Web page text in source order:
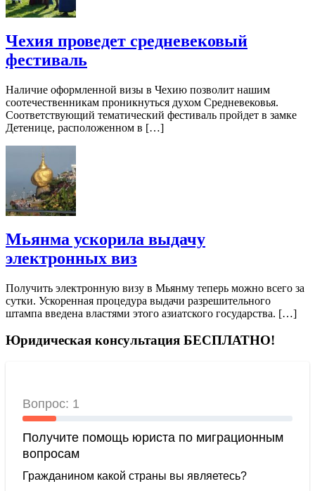
Чехия проведет средневековый
фестиваль
Наличие оформленной визы в Чехию позволит нашим
соотечественникам проникнуться духом Средневековья.
Соответствующий тематический фестиваль пройдет в замке
Детенице, расположенном в […]
Мьянма ускорила выдачу
электронных виз
Получить электронную визу в Мьянму теперь можно всего за
сутки. Ускоренная процедура выдачи разрешительного
штампа введена властями этого азиатского государства. […]
Юридическая консультация БЕСПЛАТНО!